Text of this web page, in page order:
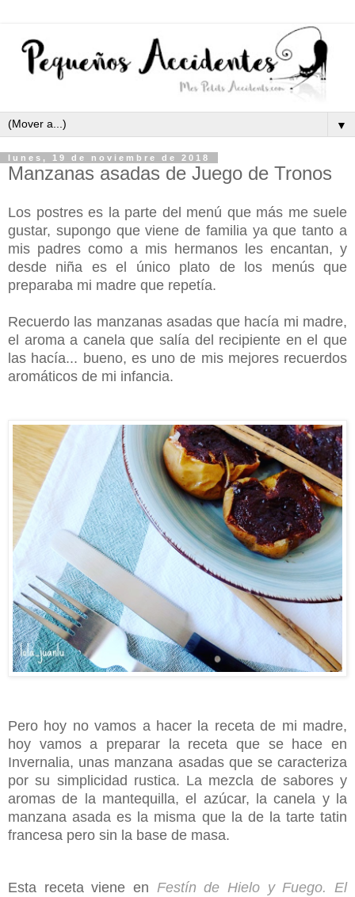
▼
lunes, 19 de noviembre de 2018
Manzanas asadas de Juego de Tronos
Los postres es la parte del menú que más me suele
gustar, supongo que viene de familia ya que tanto a
mis padres como a mis hermanos les encantan, y
desde niña es el único plato de los menús que
preparaba mi madre que repetía.
Recuerdo las manzanas asadas que hacía mi madre,
el aroma a canela que salía del recipiente en el que
las hacía... bueno, es uno de mis mejores recuerdos
aromáticos de mi infancia.
Pero hoy no vamos a hacer la receta de mi madre,
hoy vamos a preparar la receta que se hace en
Invernalia, unas manzana asadas que se caracteriza
por su simplicidad rustica. La mezcla de sabores y
aromas de la mantequilla, el azúcar, la canela y la
manzana asada es la misma que la de la tarte tatin
francesa pero sin la base de masa.
Esta receta viene en Festín de Hielo y Fuego. El